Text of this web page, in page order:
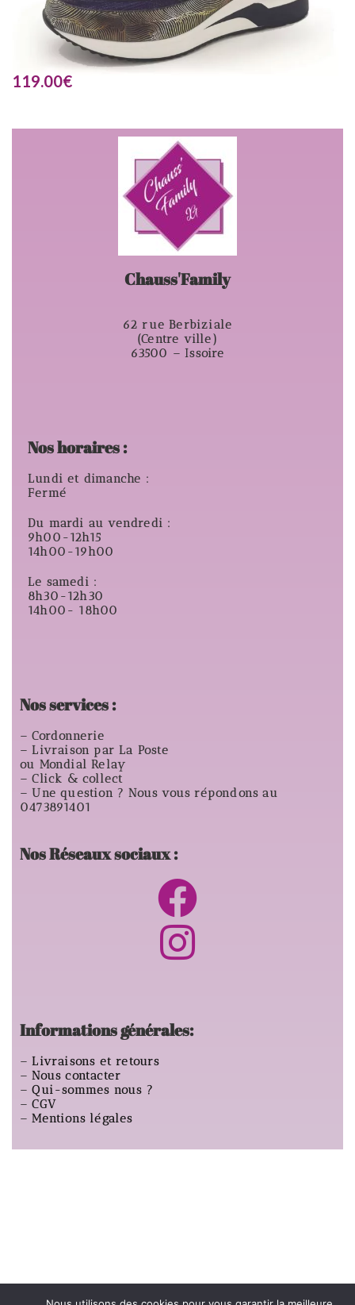
119.00€
Chauss'Family
62 rue Berbiziale
(Centre ville)
63500 – Issoire
Nos horaires :
Lundi et dimanche :
Fermé
Du mardi au vendredi :
9h00-12h15
14h00-19h00
Le samedi :
8h30-12h30
14h00- 18h00
Nos services :
– Cordonnerie
– Livraison par La Poste
ou Mondial Relay
– Click & collect
– Une question ? Nous vous répondons au
0473891401
Nos Réseaux sociaux :
Informations générales:
–Livraisons et retours
–Nous contacter
–Qui-sommes nous ?
–CGV
–Mentions légales